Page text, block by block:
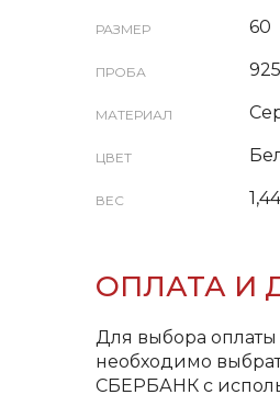
РАЗМЕР 60
ПРОБА 925
МАТЕРИАЛ
ЦВЕТ
ВЕС 1,44
ОПЛАТА И
Для выбора
необходимо
СБЕРБАНК с